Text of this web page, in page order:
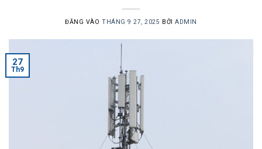
ĐĂNG VÀOTHÁNG 9 27, 2025 BỞIADMIN
27
Th9